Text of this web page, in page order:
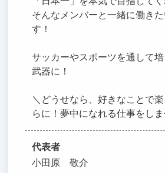
そんなメンバーと一緒に働き
す！
サッカーやスポーツを通して
武器に！
＼どうせなら、好きなことで
らに！夢中になれる仕事をし
代表者
小田原 敬介